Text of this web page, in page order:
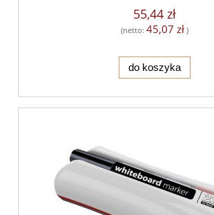
55,44 zł
(netto: 45,07 zł )
do koszyka